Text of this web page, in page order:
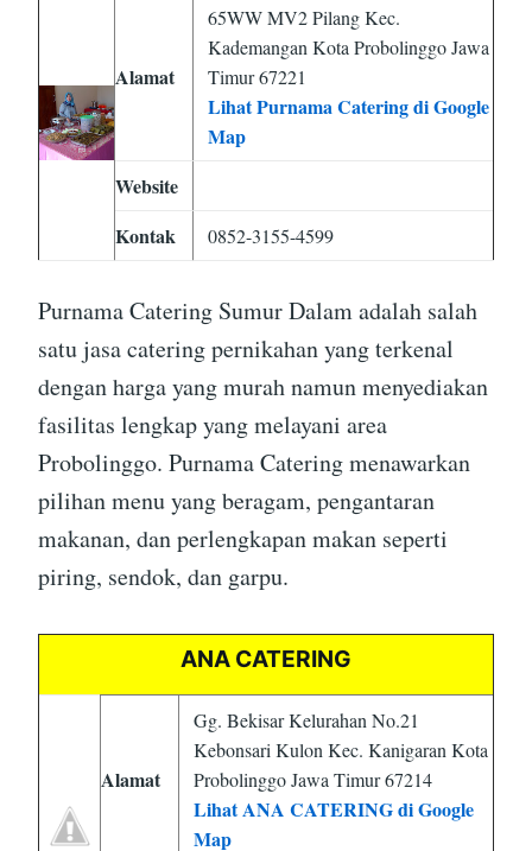
Alamat
65WW MV2 Pilang Kec.
Kademangan Kota Probolinggo Jawa
Timur 67221
Lihat Purnama Catering di Google
Map
Website
Kontak
0852-3155-4599
Purnama Catering Sumur Dalam adalah salah
satu jasa catering pernikahan yang terkenal
dengan harga yang murah namun menyediakan
fasilitas lengkap yang melayani area
Probolinggo. Purnama Catering menawarkan
pilihan menu yang beragam, pengantaran
makanan, dan perlengkapan makan seperti
piring, sendok, dan garpu.
ANA CATERING
Alamat
Gg. Bekisar Kelurahan No.21
Kebonsari Kulon Kec. Kanigaran Kota
Probolinggo Jawa Timur 67214
Lihat ANA CATERING di Google
Map